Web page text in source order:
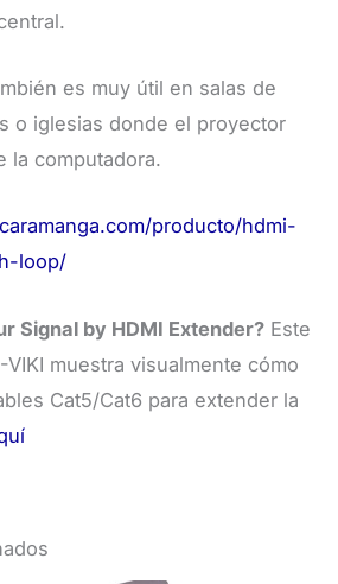
es muy útil en salas de
o iglesias donde el proyector
la computadora.
producto/hdmi-
loop/
Signal by HDMI Extender? Este
muestra visualmente cómo
Cat5/Cat6 para extender la